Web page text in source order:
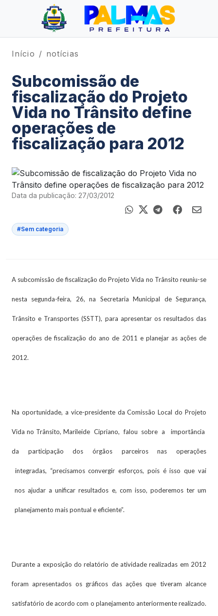
Início notícias
Subcomissão de
fiscalização do Projeto
Vida no Trânsito define
operações de
fiscalização para 2012
Data da publicação: 27/03/2012
#Sem categoria
A subcomissão de fiscalização do Projeto Vida no Trânsito reuniu-se
nesta segunda-feira, 26, na Secretaria Municipal de Segurança,
Trânsito e Transportes (SSTT), para apresentar os resultados das
operações de fiscalização do ano de 2011 e planejar as ações de
2012.
Na oportunidade, a vice-presidente da Comissão Local do Projeto
Vida no Trânsito, Marileide Cipriano, falou sobre a importância
da participação dos órgãos parceiros nas operações
integradas, “precisamos convergir esforços, pois é isso que vai
nos ajudar a unificar resultados e, com isso, poderemos ter um
planejamento mais pontual e eficiente”.
Durante a exposição do relatório de atividade realizadas em 2012
foram apresentados os gráficos das ações que tiveram alcance
satisfatório de acordo com o planejamento anteriormente realizado.